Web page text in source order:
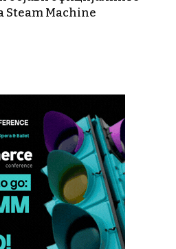
Steam Machine